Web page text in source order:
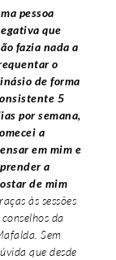
pessoa
que
fazia nada a
o
de forma
5
por semana,
a
em mim e
a
de mim
às sessões
conselhos da
Sem
que desde